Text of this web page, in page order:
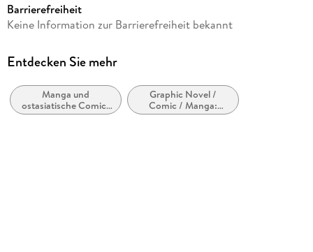
Autor/Autorin
Verlag/Hersteller
Produktart
kartoniert
Barrierefreiheit
Keine Information zur Barrierefreiheit bekannt
Entdecken Sie mehr
Manga und
ostasiatische Comic-
Stile bzw. -Traditionen
Graphic Novel /
Comic / Manga:
Horror,